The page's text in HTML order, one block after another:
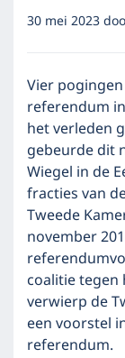
30 mei 2023
Vier
referendum
het verleden
gebeurde dit
Wiegel in de
fracties van
Tweede
november
coalitie tegen
verwierp de
een voorstel
referendum.